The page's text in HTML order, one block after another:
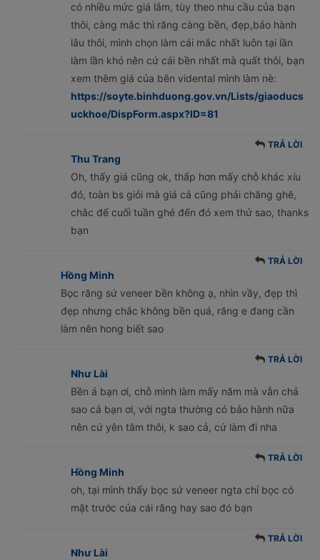
có nhiều mức giá lắm, tùy theo nhu cầu của bạn
thôi, càng mắc thì răng càng bền, đẹp,bảo hành
lâu thôi, mình chọn làm cái mắc nhất luôn tại lần
làm lần khó nên cứ cái bền nhất mà quất thôi, bạn
xem thêm giá của bên vidental mình làm nè:
https://soyte.binhduong.gov.vn/Lists/giaoducs
uckhoe/DispForm.aspx?ID=81
Thu Trang
TRẢ LỜI
Oh, thấy giá cũng ok, thấp hơn mấy chỗ khác xíu
đó, toàn bs giỏi mà giá cả cũng phải chăng ghê,
chắc để cuối tuần ghé đến đó xem thử sao, thanks
bạn
Hồng Minh
TRẢ LỜI
Bọc răng sứ veneer bền không ạ, nhìn vầy, đẹp thì
đẹp nhưng chắc không bền quá, răng e đang cần
làm nên hong biết sao
Như Lài
TRẢ LỜI
Bền á bạn ơi, chỗ mình làm mấy năm mà vẫn chả
sao cả bạn ơi, với ngta thường có bảo hành nữa
nên cứ yên tâm thôi, k sao cả, cứ làm đi nha
Hồng Minh
TRẢ LỜI
oh, tại mình thấy bọc sứ veneer ngta chỉ bọc có
mặt trước của cái răng hay sao đó bạn
Như Lài
TRẢ LỜI